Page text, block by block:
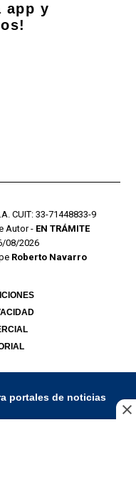
app y
CUIT: 33-71448833-9
Autor - EN TRÁMITE
08/2026
Roberto Navarro
portales de noticias